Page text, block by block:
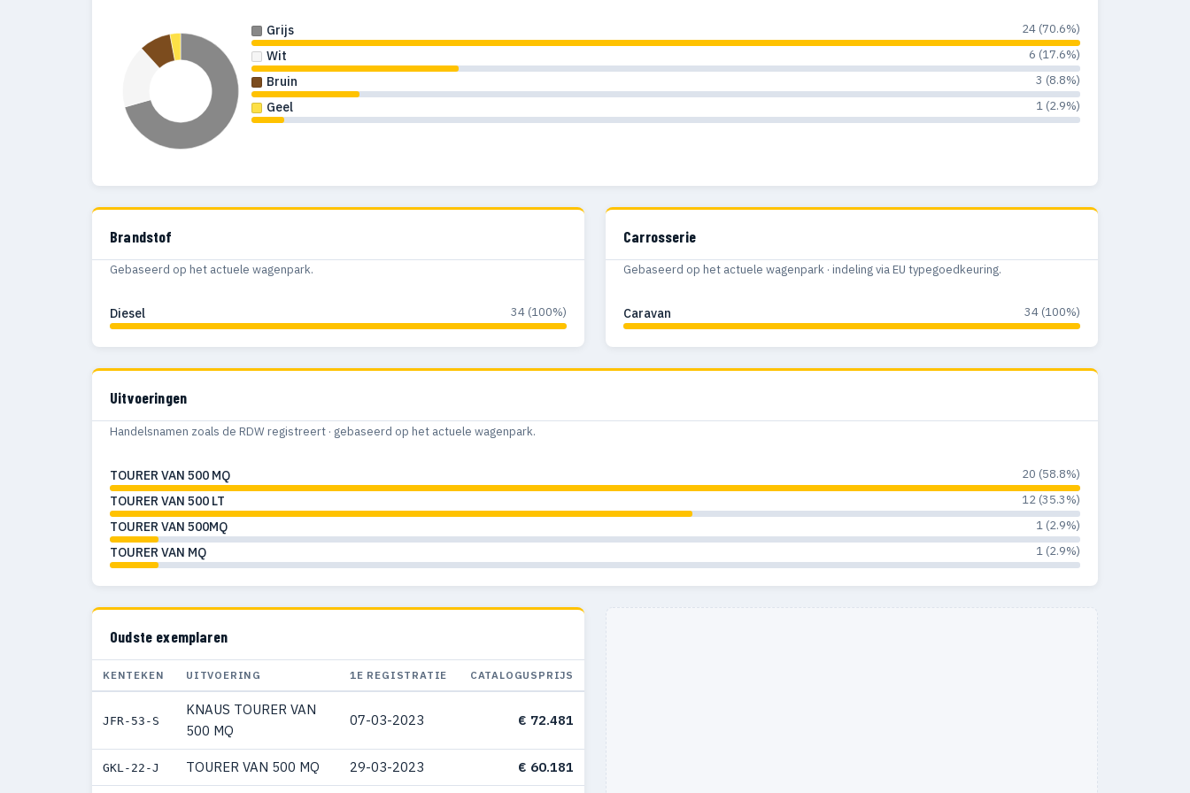
Grijs 24 (70.6%)
Wit 6 (17.6%)
Bruin 3 (8.8%)
Geel 1 (2.9%)
Brandstof
Gebaseerd op het actuele wagenpark.
Diesel 34 (100%)
Carrosserie
Gebaseerd op het actuele wagenpark · indeling via EU typegoedkeuring.
Caravan 34 (100%)
Uitvoeringen
Handelsnamen zoals de RDW registreert · gebaseerd op het actuele wagenpark.
TOURER VAN 500 MQ 20 (58.8%)
TOURER VAN 500 LT 12 (35.3%)
TOURER VAN 500MQ 1 (2.9%)
TOURER VAN MQ 1 (2.9%)
Oudste exemplaren
KENTEKEN UITVOERING 1E REGISTRATIE CATALOGUSPRIJS
JFR-53-S
KNAUS TOURER VAN
500 MQ
07-03-2023 € 72.481
GKL-22-J TOURER VAN 500 MQ 29-03-2023 € 60.181